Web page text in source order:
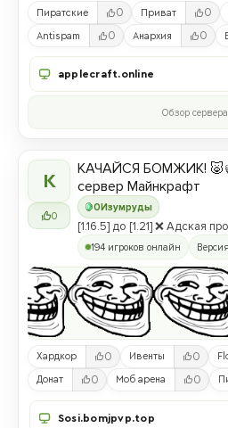
Пиратские 0 Приват 0
Antispam 0 Анархия 0
applecraft.online
Обзор сервера
К
0
0Изумруды
КАЧАЙСЯ БОМЖИК!
сервер Майнкрафт
[1.16.5] до [1.21] ❌ Адская
194 игроков онлайн
Хардкор 0 Ивенты 0
Донат 0 Моб арена 0
Sosi.bomjpvp.top